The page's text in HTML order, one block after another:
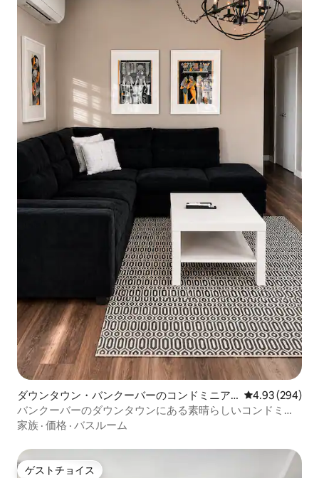
ダウンタウン・バンクーバーのコンドミニア
ム
レビュー294
4.93 (294)
バンクーバーのダウンタウンにある素晴らしいコンドミニ
アム（エアコン＆駐車場付き）
家族 · 価格 · バスルーム
ゲストチョイス